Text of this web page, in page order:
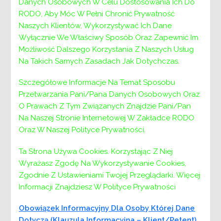
Danych Osobowych W Celu Dostosowania Ich Do
RODO, Aby Móc W Pełni Chronić Prywatność
Naszych Klientów, Wykorzystywać Ich Dane
Wyłącznie We Właściwy Sposób Oraz Zapewnić Im
Możliwość Dalszego Korzystania Z Naszych Usług
Na Takich Samych Zasadach Jak Dotychczas.
Szczegółowe Informacje Na Temat Sposobu
Przetwarzania Pani/Pana Danych Osobowych Oraz
O Prawach Z Tym Związanych Znajdzie Pani/Pan
Na Naszej Stronie Internetowej W Zakładce RODO
Oraz W Naszej Polityce Prywatności.
Ta Strona Używa Cookies. Korzystając Z Niej
Wyrażasz Zgodę Na Wykorzystywanie Cookies,
Zgodnie Z Ustawieniami Twojej Przeglądarki. Więcej
Informacji Znajdziesz W Polityce Prywatności
Obowiązek Informacyjny Dla Osoby Której Dane
pracy na w/w stanowisku:
Obywatelstwo polskie.
Pełna zdolność do czynności prawnych
oraz korzystanie z pełni praw publicznych.
Wykształcenie: ukończone studia wyższe
na jednym z wymienionych kierunków:
psychologia, socjologia, pedagogika,
pedagogika specjalna, praca socjalna, nauki
o rodzinie lub innych pokrewnych
wsparciem społecznym lub ukończone
studia podyplomowe w zakresie interwencji
kryzysowej lub udokumentowane szkolenia
z obszaru interwencji kryzysowej w
Niekaralność za umyślne przestępstwo